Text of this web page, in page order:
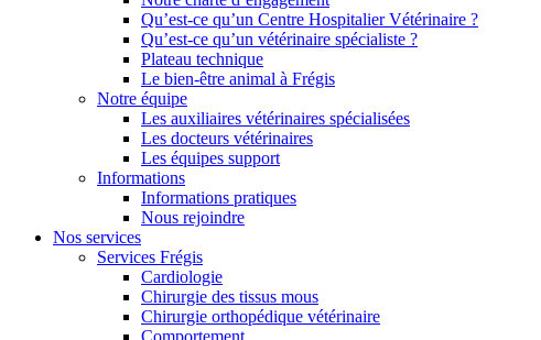
Qu’est-ce qu’un Centre Hospitalier Vétérinaire ?
Qu’est-ce qu’un vétérinaire spécialiste ?
Plateau technique
Le bien-être animal à Frégis
Notre équipe
Les auxiliaires vétérinaires spécialisées
Les docteurs vétérinaires
Les équipes support
Informations
Informations pratiques
Nous rejoindre
Nos services
Services Frégis
Cardiologie
Chirurgie des tissus mous
Chirurgie orthopédique vétérinaire
Comportement